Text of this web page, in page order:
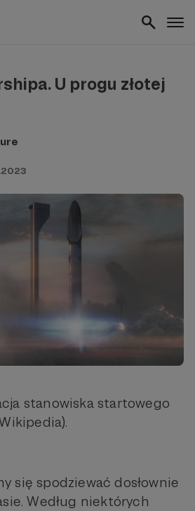
U progu złotej
stanowiska startowego
się spodziewać dosłownie
Według niektórych